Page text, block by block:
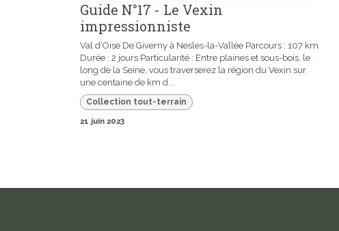
Guide N°17 - Le Vexin
impressionniste
Val d’Oise De Giverny à Nesles-la-Vallée Parcours : 107 km
Durée : 2 jours Particularité : Entre plaines et sous-bois, le
long de la Seine, vous traverserez la région du Vexin sur
une centaine de km d...
Collection tout-terrain
21 juin 2023